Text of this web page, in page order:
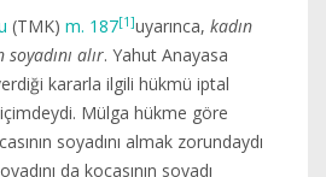
(TMK) m. 187[1]uyarınca, kadın
soyadını alır. Yahut Anayasa
kararla ilgili hükmü iptal
Mülga hükme göre
soyadını almak zorundaydı
da kocasının soyadı